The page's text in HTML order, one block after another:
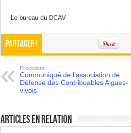
Le bureau du DCAV
Partager !
Précédent :
Communiqué de l’association de
Défense des Contribuables Aigues-
vivois
Articles en relation